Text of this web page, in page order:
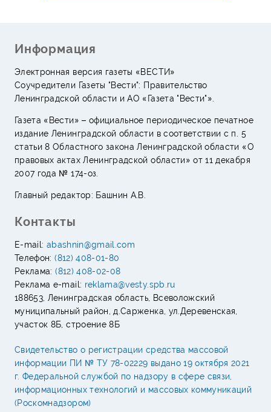
Информация
Электронная версия газеты «ВЕСТИ»
Соучредители Газеты "Вести": Правительство
Ленинградской области и АО «Газета "Вести"».
Газета «Вести» – официальное периодическое печатное
издание Ленинградской области в соответствии с п. 5
статьи 8 Областного закона Ленинградской области «О
правовых актах Ленинградской области» от 11 декабря
2007 года № 174-оз.
Главный редактор: Башнин А.В.
Контакты
E-mail: abashnin@gmail.com
Телефон:(812) 408-01-80
Реклама:(812) 408-02-08
Реклама e-mail: reklama@vesty.spb.ru
188653, Ленинградская область, Всеволожский
муниципальный район, д.Сарженка, ул.Деревенская,
участок 8Б, строение 8Б
Свидетельство о регистрации средства массовой
информации ПИ № ТУ 78-02229 выдано 19 октября 2021
г. Федеральной службой по надзору в сфере связи,
информационных технологий и массовых коммуникаций
(Роскомнадзором)